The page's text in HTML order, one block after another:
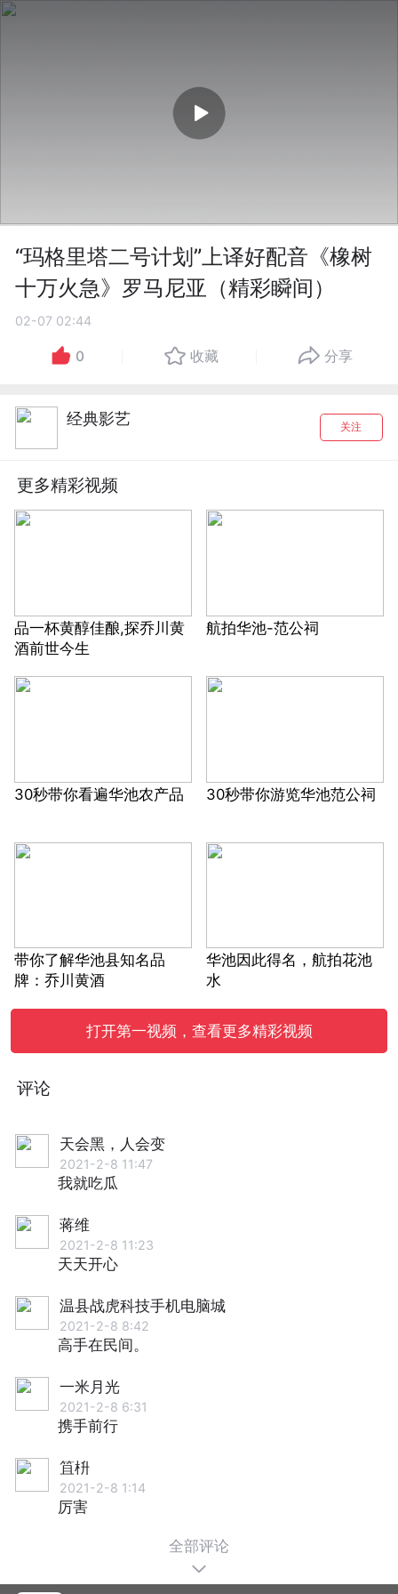
“玛格里塔二号计划”上译好配音《橡树
十万火急》罗马尼亚（精彩瞬间）
02-07 02:44
0 收藏 分享
经典影艺 关注
更多精彩视频
品一杯黄醇佳酿,探乔川黄
酒前世今生
航拍华池-范公祠
30秒带你看遍华池农产品 30秒带你游览华池范公祠
带你了解华池县知名品
牌：乔川黄酒
华池因此得名，航拍花池
水
打开第一视频，查看更多精彩视频
评论
天会黑，人会变
2021-2-8 11:47
我就吃瓜
蒋维
2021-2-8 11:23
天天开心
温县战虎科技手机电脑城
2021-2-8 8:42
高手在民间。
一米月光
2021-2-8 6:31
携手前行
笡枡
2021-2-8 1:14
厉害
全部评论